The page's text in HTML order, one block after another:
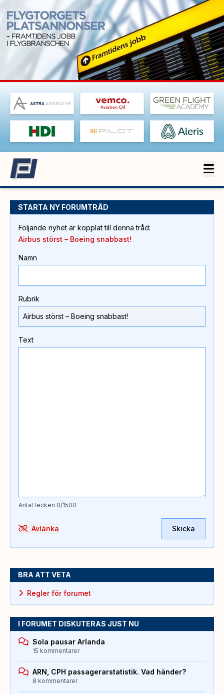
STARTA NY FORUMTRÅD
Följande nyhet är kopplat till denna tråd:
Airbus störst – Boeing snabbast!
Namn
Rubrik
Text
Antal tecken 0/1500
Avlänka Skicka
BRA ATT VETA
Regler för forumet
I FORUMET DISKUTERAS JUST NU
Sola pausar Arlanda
15 kommentarer
ARN, CPH passagerarstatistik. Vad händer?
8 kommentarer